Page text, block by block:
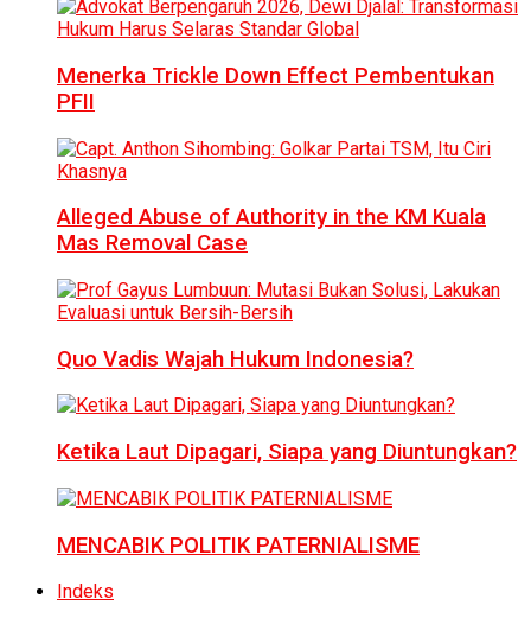
Menerka Trickle Down Effect Pembentukan
PFII
Alleged Abuse of Authority in the KM Kuala
Mas Removal Case
Quo Vadis Wajah Hukum Indonesia?
Ketika Laut Dipagari, Siapa yang Diuntungkan?
MENCABIK POLITIK PATERNIALISME
Indeks